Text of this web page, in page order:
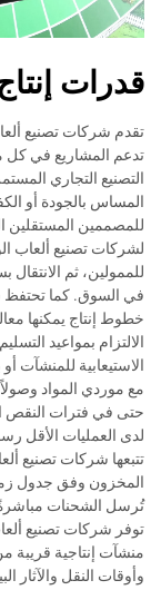
قدرات
تقدم شركات تصنيع
تدعم المشاريع في كل
التصنيع التجاري
المساس بالجودة أو
للمصممين المستقلين
لشركات تصنيع ألعاب
للممولين، ثم
في السوق. كما تحتفظ
خطوط إنتاج يمكنها
الالتزام بمواعيد
الاستيعابية للمنشآت
مع موردي المواد وصولاً
حتى في فترات النقص
لدى العمليات الأقل
تتبعها شركات تصنيع
المخزون وفق جدول
تُرسل الشحنات مباشرةً
توفر شركات تصنيع
منشآت إنتاجية قريبة
وأوقات النقل والآثار